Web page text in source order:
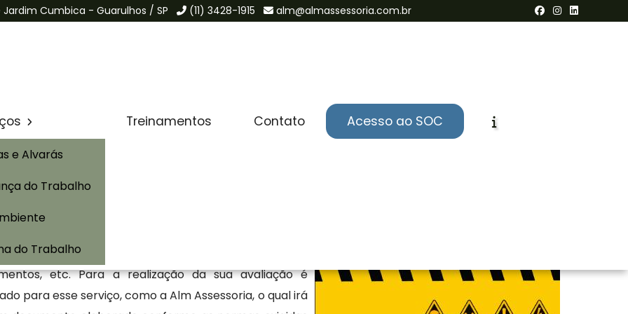
Jardim Cumbica - Guarulhos / SP (11) 3428-1915 alm@almassessoria.com.br
e Alvarás
do Trabalho
do Trabalho
Treinamentos Contato Acesso ao SOC
em
Varzea Paulista
Solicite um Orçamento
de risco, como, por exemplo, a produtos inflamáveis,
etc. Para a realização da sua avaliação é
para esse serviço, como a Alm Assessoria, o qual irá